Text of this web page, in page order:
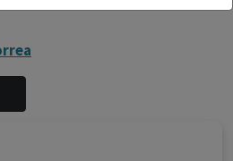
o dispensar medicamentos
meramente informativo,
los profesionales
y decidir, en cada
más adecuado a las